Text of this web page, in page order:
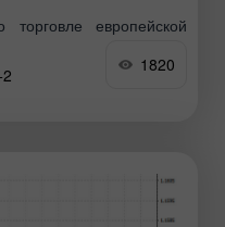
европейской
на момент, когда
движение вверх от
1820